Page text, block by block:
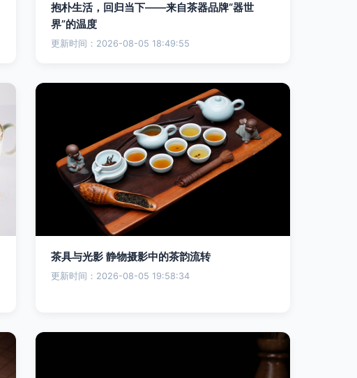
抱朴生活，回归当下——来自茶器品牌“器世
界”的温度
更新时间：2026-08-05 18:49:55
茶具与光影 静物摄影中的茶韵流转
更新时间：2026-08-05 19:58:34